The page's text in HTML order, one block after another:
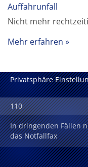
Auffahrunfall
Nicht mehr
Mehr erfahren
Privatsphäre
110
In dringenden Fällen
das Notfallfax